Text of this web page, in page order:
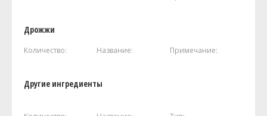
Дрожжи
Количество: Название: Примечание:
Другие ингредиенты